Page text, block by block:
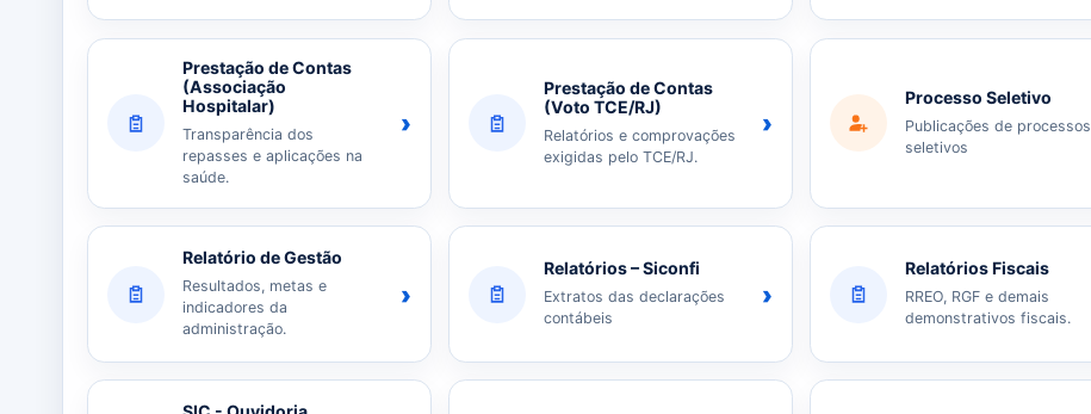
Prestação de Contas
(Associação
Hospitalar)
Transparência dos
repasses e aplicações na
saúde.
›
Prestação de Contas
(Voto TCE/RJ)
Relatórios e comprovações
exigidas pelo TCE/RJ.
›
Processo Seletivo
Publicações de processos
seletivos
Relatório de Gestão
Resultados, metas e
indicadores da
administração.
›
Relatórios – Siconfi
Extratos das declarações
contábeis
›
Relatórios Fiscais
RREO, RGF e demais
demonstrativos fiscais.